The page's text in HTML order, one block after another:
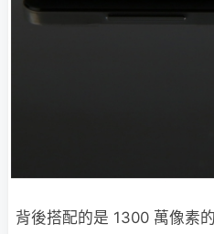
背後搭配的是 1300 萬像素